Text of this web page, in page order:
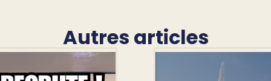
Autres articles